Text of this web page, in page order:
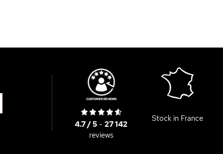
4.7 / 5 -27 142
reviews
Stock in France